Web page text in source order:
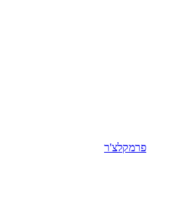
פרמקלצ'ר